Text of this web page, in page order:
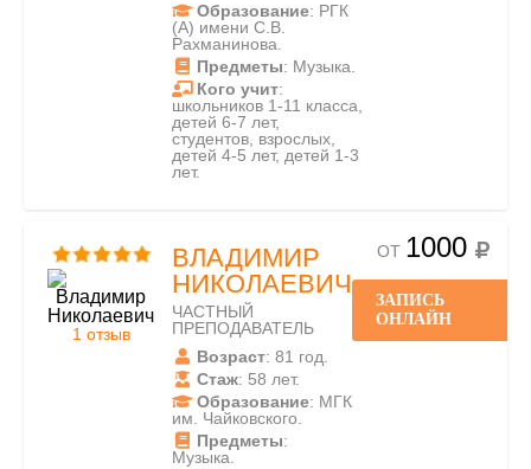
Образование: РГК
(А) имени С.В.
Рахманинова.
Предметы: Музыка.
Кого учит:
школьников 1-11 класса,
детей 6-7 лет,
студентов, взрослых,
детей 4-5 лет, детей 1-3
лет.
1 отзыв
ВЛАДИМИР
НИКОЛАЕВИЧ
ЧАСТНЫЙ
ПРЕПОДАВАТЕЛЬ
Возраст: 81 год.
Стаж: 58 лет.
Образование: МГК
им. Чайковского.
Предметы:
Музыка.
ОТ 1000
ЗАПИСЬ
ОНЛАЙН